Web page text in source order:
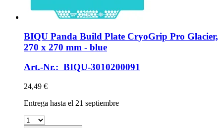
BIQU Panda Build Plate CryoGrip Pro Glacier,
270 x 270 mm -​ blue
Art.-Nr.: BIQU-3010200091
24,49 €
Entrega hasta el 21 septiembre